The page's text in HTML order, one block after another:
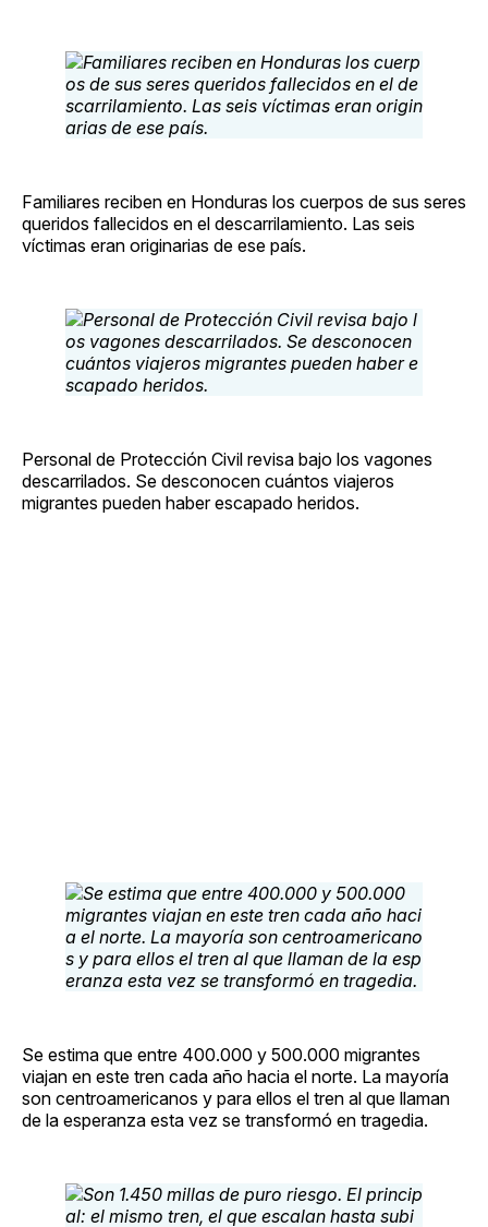
Familiares reciben en Honduras los cuerpos de sus seres
queridos fallecidos en el descarrilamiento. Las seis
víctimas eran originarias de ese país.
Personal de Protección Civil revisa bajo los vagones
descarrilados. Se desconocen cuántos viajeros
migrantes pueden haber escapado heridos.
Se estima que entre 400.000 y 500.000 migrantes
viajan en este tren cada año hacia el norte. La mayoría
son centroamericanos y para ellos el tren al que llaman
de la esperanza esta vez se transformó en tragedia.